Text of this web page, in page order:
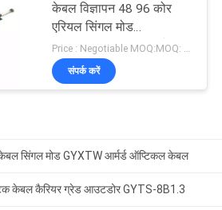
केबल विज्ञापन 48 96 कोर
एरियल सिंगल मोड
100/200/300 मीटर स्पैन
Price : Negotiable MOQ:MOQ: 1000 मीटर
संपर्क करें
सिंगल मोड GYXTW आर्मर्ड ऑप्टिकल केबल
केबल कैरियर ग्रेड आउटडोर GYTS-8B1.3